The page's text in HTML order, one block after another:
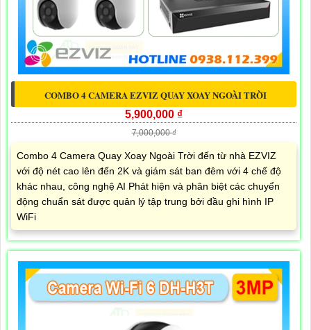
COMBO 4 CAMERA EZVIZ QUAY XOAY NGOÀI TRỜI
5,900,000 ₫
7,000,000 ₫
Combo 4 Camera Quay Xoay Ngoài Trời đến từ nhà EZVIZ
với độ nét cao lên đến 2K và giám sát ban đêm với 4 chế độ
khác nhau, công nghệ AI Phát hiện và phân biệt các chuyển
động chuẩn sát được quản lý tập trung bởi đầu ghi hình IP
WiFi